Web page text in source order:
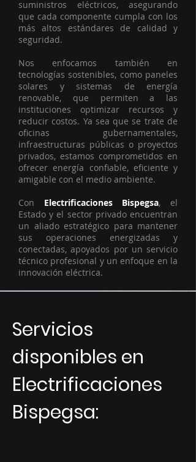
suministros eléctricos, asegurando
que cada componente cumpla con los
más altos estándares de calidad y
seguridad.
Nos enfocamos también en
tecnologías sostenibles, como paneles
solares y sistemas de energía
renovable, que permiten a las
instituciones optimizar recursos y
reducir costos. Ya sea que se trate de
oficinas gubernamentales,
infraestructuras públicas o proyectos
privados, estamos comprometidos en
ofrecer energía confiable, eficiente y
amigable con el medio ambiente.
Con Electrificaciones Bispegsa, el
Estado y el sector privado encuentran
un aliado estratégico para mantener
sus operaciones energizadas y
conectadas, apoyados por un servicio
técnico profesional y un enfoque en la
innovación eléctrica.
Servicios
disponibles en
Electrificaciones
Bispegsa: